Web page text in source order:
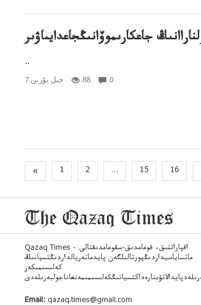
جاعكارىموۆانىڭجاعدايىاۋىر
..
7 جىل بۇرىن 88 0
« 1 2 ... 15 16
Qazaq Times - اقپاراتتىق، قوعامدىق-سقوعامدىقتالى.
ماتساياسيداردىڭپورتالىلگەن پايدماتەريالداردىڭتسيانىڭ
كەلىسىمىكەز
Email: qazaq.times@gmail.com